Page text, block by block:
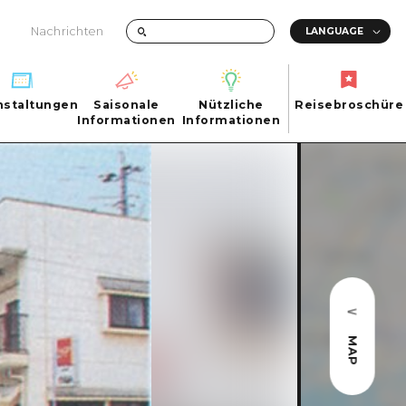
Nachrichten
City
Saisonale
Informationen
Informationen
Nützliche
Informationen
FAQs
Transportinformationen bei Katastrophen
Reisebroschüre
MAP